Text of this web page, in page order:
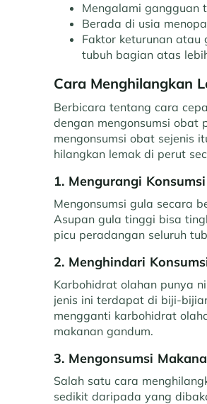
Mengalami gangguan
Berada di usia
Faktor keturunan atau
tubuh bagian atas
Cara Menghilangkan
Berbicara tentang cara
dengan mengonsumsi obat
mengonsumsi obat sejenis
hilangkan lemak di perut
1. Mengurangi
Mengonsumsi gula secara
Asupan gula tinggi bisa
picu peradangan seluruh
2. Menghindari
Karbohidrat olahan punya
jenis ini terdapat di biji-
mengganti karbohidrat
makanan gandum.
3. Mengonsumsi
Salah satu cara
sedikit daripada yang